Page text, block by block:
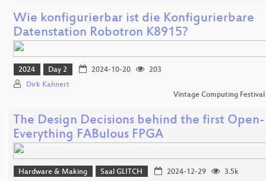
Wie konfigurierbar ist die Konfigurierbare
Datenstation Robotron K8915?
2024 Day 2 2024-10-20
203
Dirk Kahnert
Vintage Computing
The Design Decisions behind the first Open-
Everything FABulous FPGA
Hardware & Making Saal GLITCH 2024-12-29
3.5k